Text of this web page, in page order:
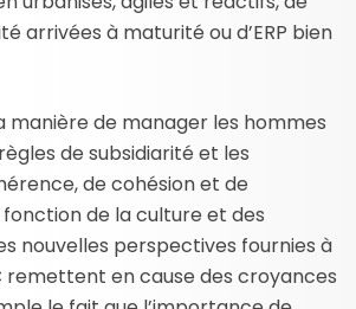
arrivées à maturité ou d’ERP bien
manière de manager les hommes
de subsidiarité et les
de cohésion et de
de la culture et des
nouvelles perspectives fournies à
remettent en cause des croyances